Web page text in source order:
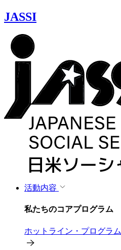
JASSI
活動内容
私たちのコアプログラム
ホットライン・プログラム